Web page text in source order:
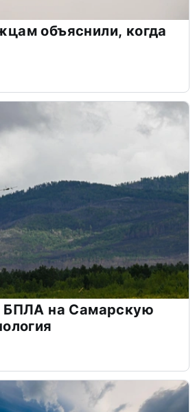
объяснили, когда
БПЛА на Самарскую